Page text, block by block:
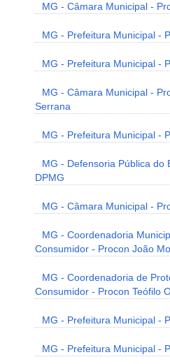
MG - Câmara Municipal -
MG - Prefeitura Municipal -
MG - Prefeitura Municipal -
MG - Câmara Municipal -
Serrana
MG - Prefeitura Municipal -
MG - Defensoria Pública do
DPMG
MG - Câmara Municipal -
MG - Coordenadoria
Consumidor - Procon João
MG - Coordenadoria de
Consumidor - Procon Teófilo
MG - Prefeitura Municipal -
MG - Prefeitura Municipal -